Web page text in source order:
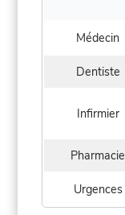
Médecin
Dentiste
Infirmier
Pharmacie
Urgences